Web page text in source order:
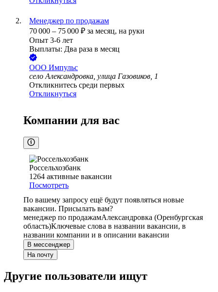
Менеджер по продажам
70 000 – 75 000 ₽ за месяц, на руки
Опыт 3-6 лет
Выплаты: Два раза в месяц
ООО Импульс
село Александровка, улица Газовиков, 1
Откликнитесь среди первых
Откликнуться
Компании для вас
Россельхозбанк
1264 активные вакансии
Посмотреть
По вашему запросу ещё будут появляться новые
вакансии. Присылать вам?
менеджер по продажамАлександровка (Оренбургская
область)Ключевые слова в названии вакансии, в
названии компании и в описании вакансии
В мессенджер
На почту
Другие пользователи ищут